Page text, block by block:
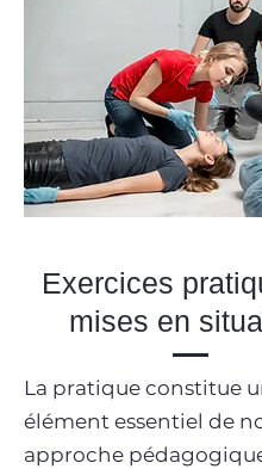
Exercices
mises en
La pratique constitue
élément essentiel de
approche